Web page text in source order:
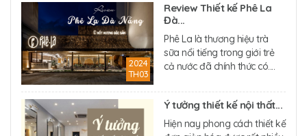
2024
TH03
Review Thiết kế Phê La
Đà...
Phê La là thương hiệu trà
sữa nổi tiếng trong giới trẻ
cả nước đã chính thức có....
Ý tưởng thiết kế nội thất...
Hiện nay phong cách thiết kế